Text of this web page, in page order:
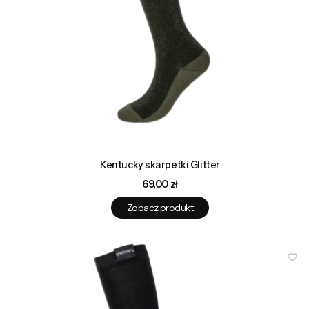
Kentucky skarpetki Glitter
Cena
69,00 zł
Zobacz produkt